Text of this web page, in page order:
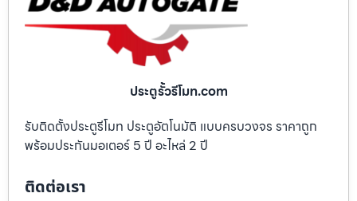
ประตูรั้วรีโมท.com
รับติดตั้งประตูรีโมท ประตูอัตโนมัติ แบบครบวงจร ราคาถูก
พร้อมประกันมอเตอร์ 5 ปี อะไหล่ 2 ปี
ติดต่อเรา